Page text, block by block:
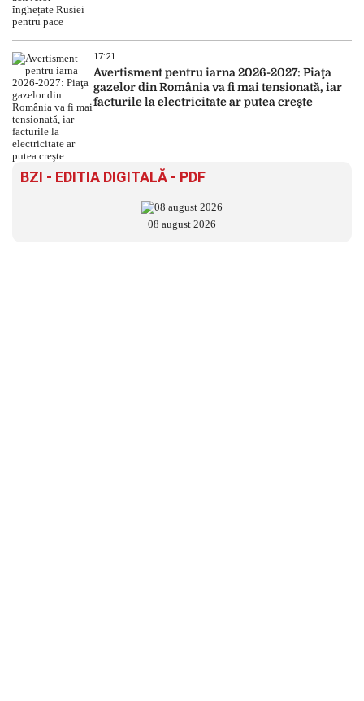
17:21
Avertisment pentru iarna 2026-2027: Piaţa
gazelor din România va fi mai tensionată, iar
facturile la electricitate ar putea creşte
BZI - EDITIA DIGITALĂ - PDF
08 august 2026